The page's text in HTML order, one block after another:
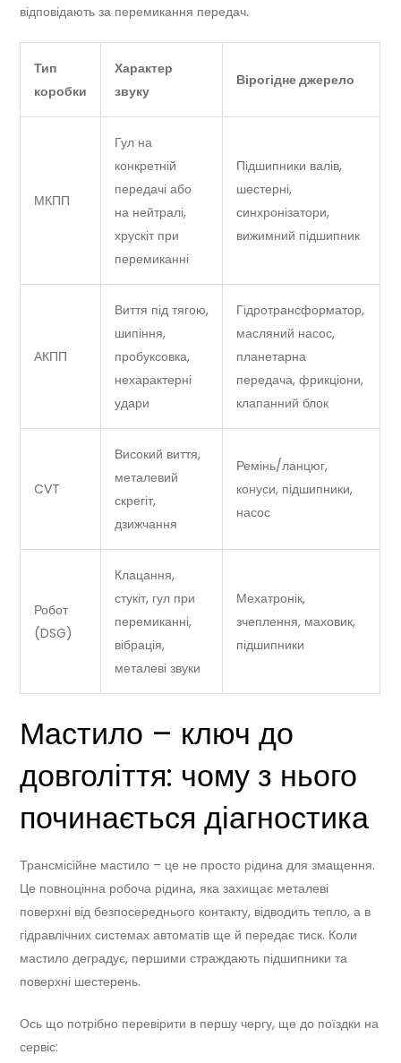
відповідають за перемикання передач.
Тип
коробки
Характер
звуку
Вірогідне джерело
МКПП
Гул на
конкретній
передачі або
на нейтралі,
хрускіт при
перемиканні
Підшипники валів,
шестерні,
синхронізатори,
вижимний підшипник
АКПП
Виття під тягою,
шипіння,
пробуксовка,
нехарактерні
удари
Гідротрансформатор,
масляний насос,
планетарна
передача, фрикціони,
клапанний блок
CVT
Високий виття,
металевий
скрегіт,
дзижчання
Ремінь/ланцюг,
конуси, підшипники,
насос
Робот
(DSG)
Клацання,
стукіт, гул при
перемиканні,
вібрація,
металеві звуки
Мехатронік,
зчеплення, маховик,
підшипники
Мастило – ключ до
довголіття: чому з нього
починається діагностика
Трансмісійне мастило – це не просто рідина для змащення.
Це повноцінна робоча рідина, яка захищає металеві
поверхні від безпосереднього контакту, відводить тепло, а в
гідравлічних системах автоматів ще й передає тиск. Коли
мастило деградує, першими страждають підшипники та
поверхні шестерень.
Ось що потрібно перевірити в першу чергу, ще до поїздки на
сервіс: